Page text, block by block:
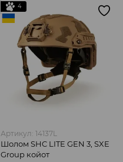
4
Артикул: 14137L
Шолом SHC LITE GEN 3, SXE
Group койот